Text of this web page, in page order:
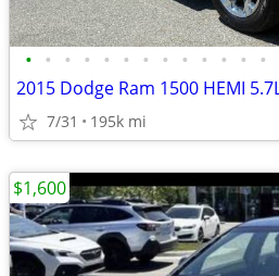
• • • • • • • • • • • • •
7/31 195k mi
$1,600